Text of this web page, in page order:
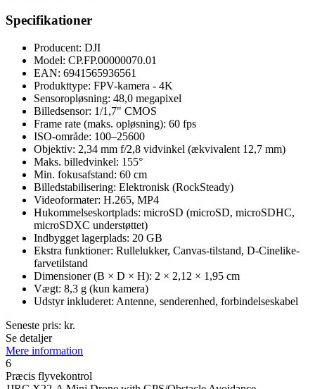
Specifikationer
Producent: DJI
Model: CP.FP.00000070.01
EAN: 6941565936561
Produkttype: FPV-kamera - 4K
Sensoropløsning: 48,0 megapixel
Billedsensor: 1/1,7" CMOS
Frame rate (maks. opløsning): 60 fps
ISO-område: 100–25600
Objektiv: 2,34 mm f/2,8 vidvinkel (ækvivalent 12,7 mm)
Maks. billedvinkel: 155°
Min. fokusafstand: 60 cm
Billedstabilisering: Elektronisk (RockSteady)
Videoformater: H.265, MP4
Hukommelseskortplads: microSD (microSD, microSDHC,
microSDXC understøttet)
Indbygget lagerplads: 20 GB
Ekstra funktioner: Rullelukker, Canvas-tilstand, D-Cinelike-
farvetilstand
Dimensioner (B × D × H): 2 × 2,12 × 1,95 cm
Vægt: 8,3 g (kun kamera)
Udstyr inkluderet: Antenne, senderenhed, forbindelseskabel
Seneste pris: kr.
Se detaljer
Mere information
6
Præcis flyvekontrol